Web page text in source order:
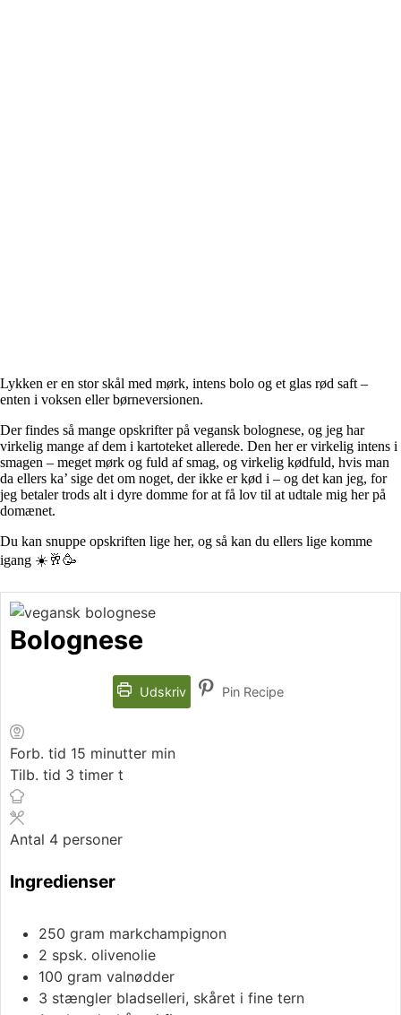
Lykken er en stor skål med mørk, intens bolo og et glas rød saft –
enten i voksen eller børneversionen.
Der findes så mange opskrifter på vegansk bolognese, og jeg har
virkelig mange af dem i kartoteket allerede. Den her er virkelig intens i
smagen – meget mørk og fuld af smag, og virkelig kødfuld, hvis man
da ellers ka’ sige det om noget, der ikke er kød i – og det kan jeg, for
jeg betaler trods alt i dyre domme for at få lov til at udtale mig her på
domænet.
Du kan snuppe opskriften lige her, og så kan du ellers lige komme
igang ☀️🥂🥳
Bolognese
Udskriv Pin Recipe
Forb. tid 15 minutter min
Tilb. tid 3 timer t
Antal 4 personer
Ingredienser
250 gram markchampignon
2 spsk. olivenolie
100 gram valnødder
3 stængler bladselleri, skåret i fine tern